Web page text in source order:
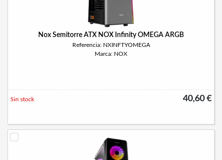
Nox Semitorre ATX NOX Infinity OMEGA ARGB
Referencia: NXINFTYOMEGA
Marca: NOX
40,60 €
Sin stock